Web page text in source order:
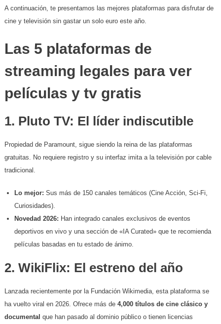
​A continuación, te presentamos las mejores plataformas para disfrutar de
cine y televisión sin gastar un solo euro este año.
Las 5 plataformas de
streaming legales para ver
películas y tv gratis
​1. Pluto TV: El líder indiscutible
​Propiedad de Paramount, sigue siendo la reina de las plataformas
gratuitas. No requiere registro y su interfaz imita a la televisión por cable
tradicional.
Lo mejor: Sus más de 150 canales temáticos (Cine Acción, Sci-Fi,
Curiosidades).
Novedad 2026: Han integrado canales exclusivos de eventos
deportivos en vivo y una sección de «IA Curated» que te recomienda
películas basadas en tu estado de ánimo.
​2. WikiFlix: El estreno del año
​Lanzada recientemente por la Fundación Wikimedia, esta plataforma se
ha vuelto viral en 2026. Ofrece más de 4,000 títulos de cine clásico y
documental que han pasado al dominio público o tienen licencias